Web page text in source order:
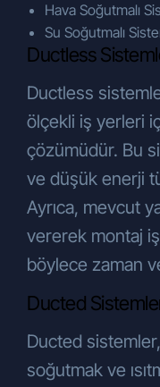
Hava Soğutmalı
Su Soğutmalı
Ductless
Ductless
ölçekli iş yerleri
çözümüdür. Bu
ve düşük enerji
Ayrıca, mevcut
vererek montaj
böylece zaman
Ducted
Ducted
soğutmak ve